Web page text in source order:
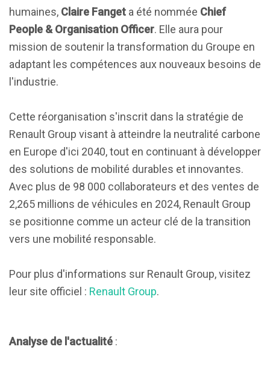
humaines, Claire Fanget a été nommée Chief
People & Organisation Officer. Elle aura pour
mission de soutenir la transformation du Groupe en
adaptant les compétences aux nouveaux besoins de
l'industrie.
Cette réorganisation s'inscrit dans la stratégie de
Renault Group visant à atteindre la neutralité carbone
en Europe d'ici 2040, tout en continuant à développer
des solutions de mobilité durables et innovantes.
Avec plus de 98 000 collaborateurs et des ventes de
2,265 millions de véhicules en 2024, Renault Group
se positionne comme un acteur clé de la transition
vers une mobilité responsable.
Pour plus d'informations sur Renault Group, visitez
leur site officiel : Renault Group.
Analyse de l'actualité :